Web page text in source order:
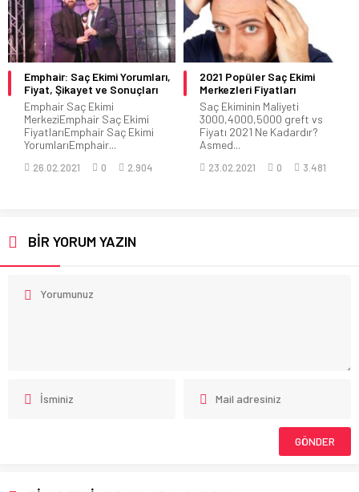
2021 Popüler Saç Ekimi
Merkezleri Fiyatları
Saç Ekiminin Maliyeti
3000,4000,5000 greft vs
Fiyatı 2021 Ne Kadardır?
Asmed...
23.02.2021 0 3.481
Gold City Hair Saç Ekimi
Merkezi
Gold City Hair istanbul
ataşehirde bulunan bir saç
ekimi merkezidir. Dr...
BİR YORUM YAZIN